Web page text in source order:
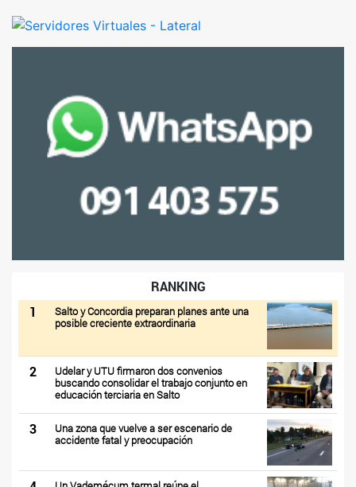
RANKING
1
Salto y Concordia preparan planes ante una
posible creciente extraordinaria
2
Udelar y UTU firmaron dos convenios
buscando consolidar el trabajo conjunto en
educación terciaria en Salto
3
Una zona que vuelve a ser escenario de
accidente fatal y preocupación